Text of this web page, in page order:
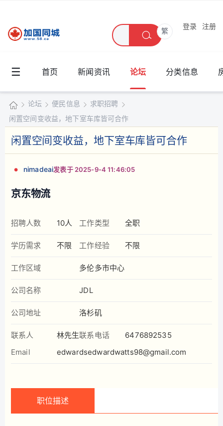
繁
登录 注册
☰ 首页 新闻资讯 论坛 分类信息
加
国
同
城
»
论坛 便民信息
›
求职招聘
›
闲置空间变收益，地下室车库皆可合作
闲置空间变收益，地下室车库皆可合作
nimadeai发表于 2025-9-4 11:46:05
京东物流
招聘人数 10人 工作类型 全职
学历需求 不限 工作经验 不限
工作区域 多伦多市中心
公司名称 JDL
公司地址 洛杉矶
联系人 林先生联系电话
6476892535
Email
edwardsedwardwatts98@gmail.com
职位描述